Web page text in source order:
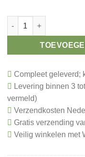
Toernooi prijs karate
Compleet geleverd;
Levering binnen 3
vermeld)
Verzendkosten
Gratis verzending
Veilig winkelen met